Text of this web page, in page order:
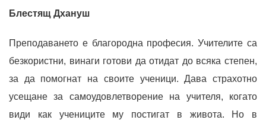
Блестящ Дхануш
Преподаването е благородна професия. Учителите са
безкористни, винаги готови да отидат до всяка степен,
за да помогнат на своите ученици. Дава страхотно
усещане за самоудовлетворение на учителя, когато
види как учениците му постигат в живота. Но в